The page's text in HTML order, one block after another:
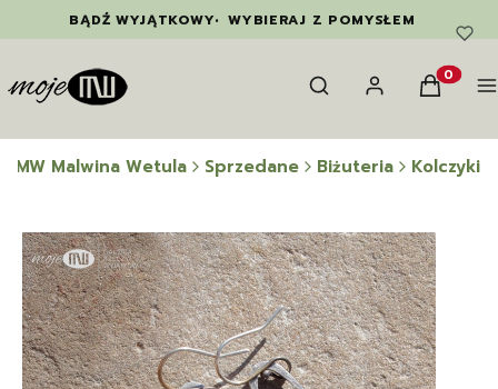
BĄDŹ WYJĄTKOWY• WYBIERAJ Z POMYSŁEM
Otwórz wyszukiwarkę
Szukaj Zaloguj sięKoszyk
MW Malwina Wetula Sprzedane Biżuteria Kolczyki